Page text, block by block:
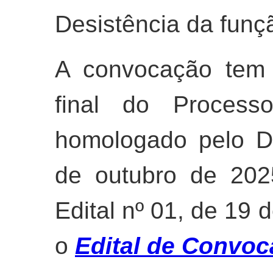
Desistência da
A convocação
final do
homologado pelo
de outubro de
Edital nº 01, de 19
o Edital de